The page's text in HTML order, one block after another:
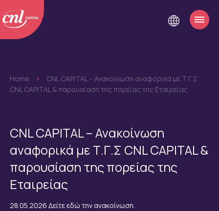
Home >
CNL CAPITAL – Ανακοίνωση αναφορικά με Τ.Γ.Σ
CNL CAPITAL & παρουσίαση της πορείας της Εταιρείας
CNL CAPITAL – Ανακοίνωση
αναφορικά με Τ.Γ.Σ CNL CAPITAL &
παρουσίαση της πορείας της
Εταιρείας
28.05.2026 Δείτε εδώ την ανακοίνωση.